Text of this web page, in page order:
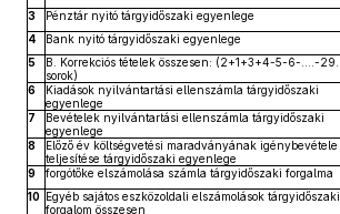
3
Pénztár nyitó tárgyidőszaki egyenlege
4
Bank nyitó tárgyidőszaki egyenlege
5
B. Korrekciós tételek összesen: (2+1+3+4-5-6-….-29.
sorok)
6
Kiadások nyilvántartási ellenszámla tárgyidőszaki
egyenlege
7
Bevételek nyilvántartási ellenszámla tárgyidőszaki
egyenlege
8
Előző év költségvetési maradványának igénybevétele
teljesítése tárgyidőszaki egyenlege
9 forgótőke elszámolása számla tárgyidőszaki forgalma
10 Egyéb sajátos eszközoldali elszámolások tárgyidőszaki
forgalom összesen